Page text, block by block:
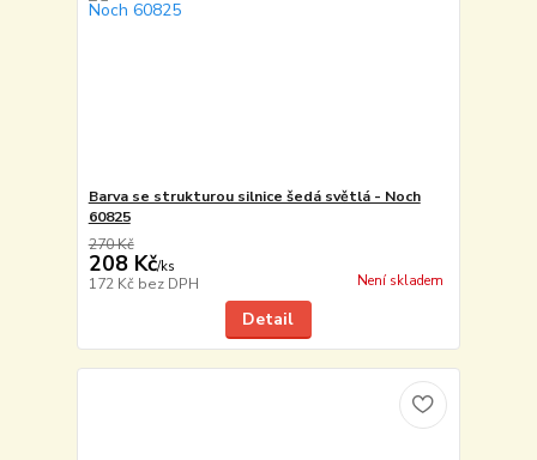
Barva se strukturou silnice šedá světlá - Noch
60825
270 Kč
208 Kč/ks
172 Kč bez DPH Není skladem
Detail